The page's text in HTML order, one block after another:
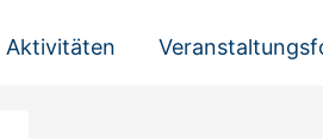
Aktivitäten